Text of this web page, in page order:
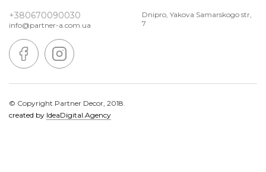
+380670090030
info@partner-a.com.ua
Dnipro, Yakova Samarskogo str,
7
© Copyright Partner Decor, 2018.
created by IdeaDigital.Agency